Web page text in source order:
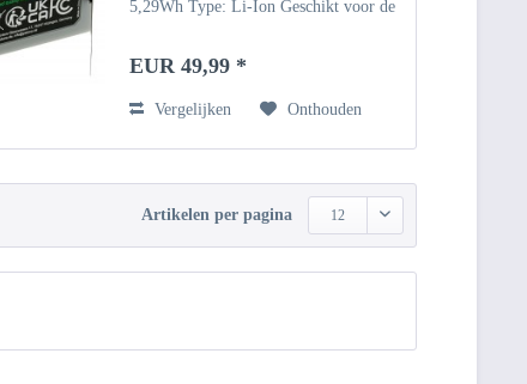
5,29Wh Type: Li-Ion Geschikt voor de
Wasp DT10 DT10RF DT10RF 2D...
EUR 49,99 *
Vergelijken Onthouden
Artikelen per pagina 12